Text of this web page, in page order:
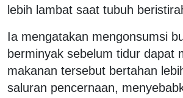
lebih lambat saat tubuh
Ia mengatakan mengonsumsi
berminyak sebelum tidur dapat
makanan tersebut bertahan
saluran pencernaan,